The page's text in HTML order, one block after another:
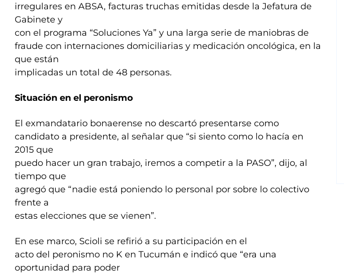
irregulares en ABSA, facturas truchas emitidas desde la Jefatura de
Gabinete y
con el programa “Soluciones Ya” y una larga serie de maniobras de
fraude con internaciones domiciliarias y medicación oncológica, en la
que están
implicadas un total de 48 personas.
Situación en el peronismo
El exmandatario bonaerense no descartó presentarse como
candidato a presidente, al señalar que “si siento como lo hacía en
2015 que
puedo hacer un gran trabajo, iremos a competir a la PASO”, dijo, al
tiempo que
agregó que “nadie está poniendo lo personal por sobre lo colectivo
frente a
estas elecciones que se vienen”.
En ese marco, Scioli se refirió a su participación en el
acto del peronismo no K en Tucumán e indicó que “era una
oportunidad para poder